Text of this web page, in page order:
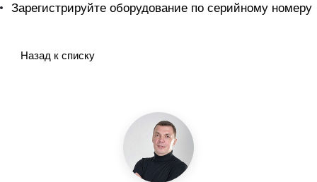
Зарегистрируйте оборудование по серийному номеру
Назад к списку